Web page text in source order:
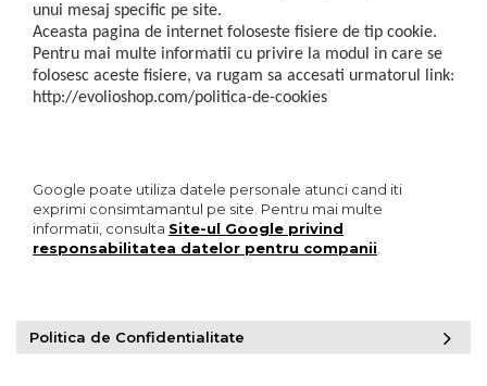
unui mesaj specific pe site.
Aceasta pagina de internet foloseste fisiere de tip cookie.
Pentru mai multe informatii cu privire la modul in care se
folosesc aceste fisiere, va rugam sa accesati urmatorul link:
http://evolioshop.com/politica-de-cookies
Google poate utiliza datele personale atunci cand iti
exprimi consimtamantul pe site. Pentru mai multe
informatii, consulta Site-ul Google privind
responsabilitatea datelor pentru companii.
Politica de Confidentialitate